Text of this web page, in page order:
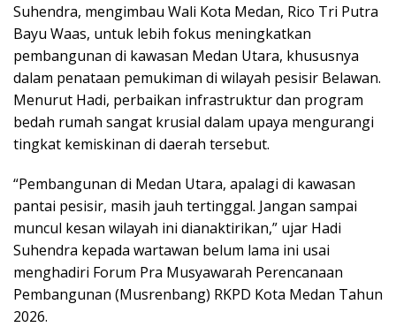
Suhendra, mengimbau Wali Kota Medan, Rico Tri Putra
Bayu Waas, untuk lebih fokus meningkatkan
pembangunan di kawasan Medan Utara, khususnya
dalam penataan pemukiman di wilayah pesisir Belawan.
Menurut Hadi, perbaikan infrastruktur dan program
bedah rumah sangat krusial dalam upaya mengurangi
tingkat kemiskinan di daerah tersebut.
“Pembangunan di Medan Utara, apalagi di kawasan
pantai pesisir, masih jauh tertinggal. Jangan sampai
muncul kesan wilayah ini dianaktirikan,” ujar Hadi
Suhendra kepada wartawan belum lama ini usai
menghadiri Forum Pra Musyawarah Perencanaan
Pembangunan (Musrenbang) RKPD Kota Medan Tahun
2026.